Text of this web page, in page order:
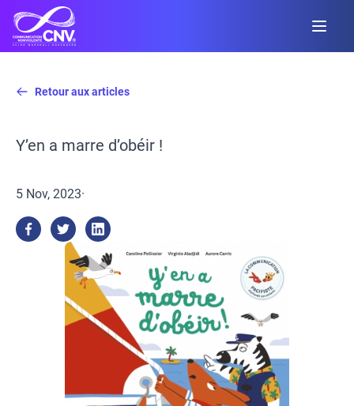
Retour aux articles
Y’en a marre d’obéir !
5 Nov, 2023·